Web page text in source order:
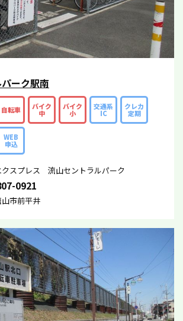
ーク駅南
自転車 バイク
中
バイク
小
交通系
IC
クレカ
定期
WEB
申込
クスプレス 流山セントラルパーク
0921
市前平井